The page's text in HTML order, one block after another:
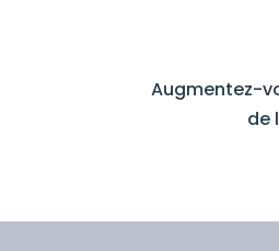
Augmentez-
de